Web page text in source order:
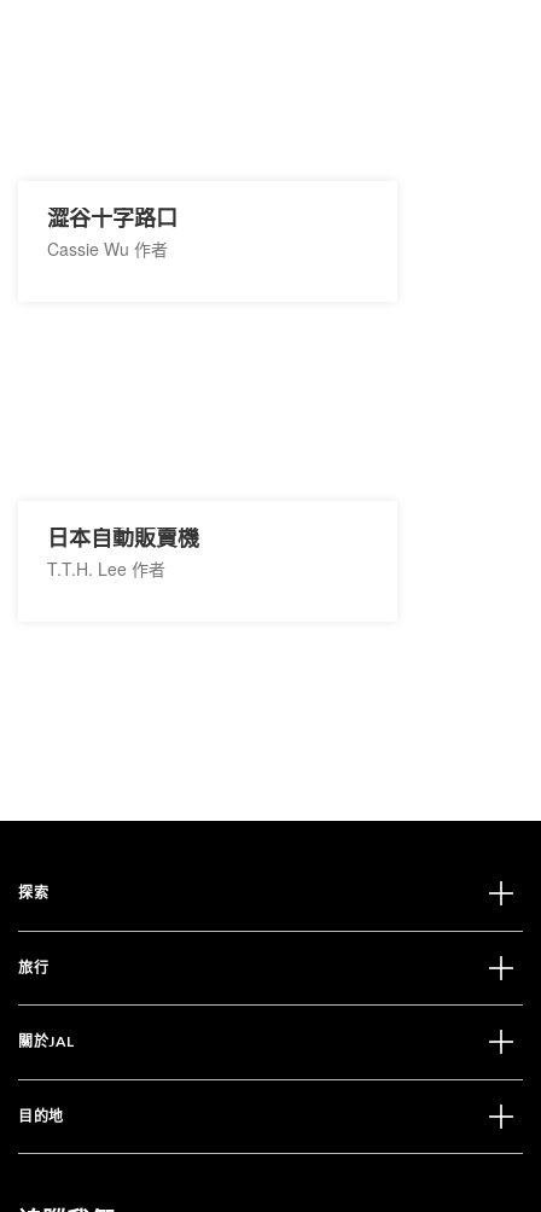
澀谷十字路口
Cassie Wu 作者
日本自動販賣機
T.T.H. Lee 作者
探索
旅行
關於JAL
目的地